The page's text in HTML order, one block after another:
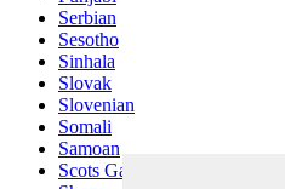
Serbian
Sesotho
Sinhala
Slovak
Slovenian
Somali
Samoan
Scots Gaelic